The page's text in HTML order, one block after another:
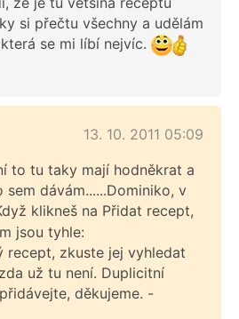
si přečtu všechny a udělám
se mi líbí nejvíc.
13. 10. 2011 05:09
to tu taky mají hodněkrat a
dávám......Dominiko, v
klikneš na Přidat recept,
jsou tyhle:
recept, zkuste jej vyhledat
už tu není. Duplicitní
děkujeme. -